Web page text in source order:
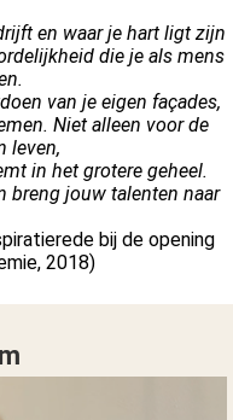
en waar je hart ligt zijn
die je als mens
van je eigen façades,
Niet alleen voor de
leven,
in het grotere geheel.
breng jouw talenten naar
bij de opening
2018)